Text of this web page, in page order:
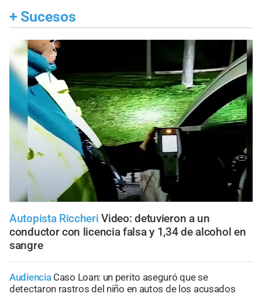
+ Sucesos
Autopista Riccheri Video: detuvieron a un
conductor con licencia falsa y 1,34 de alcohol en
sangre
Audiencia Caso Loan: un perito aseguró que se
detectaron rastros del niño en autos de los acusados